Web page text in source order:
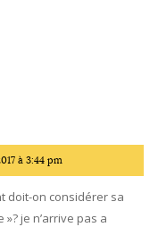
à 3:44 pm
doit-on considérer sa
je n’arrive pas a